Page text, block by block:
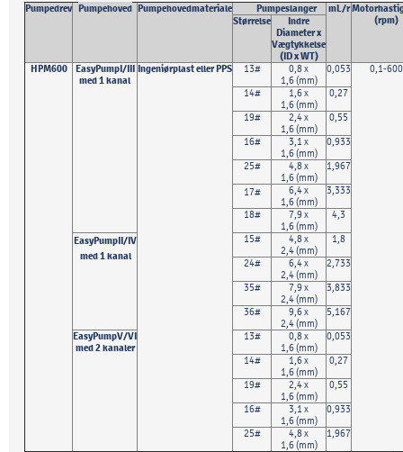
Pumpedrev Pumpehoved Pumpehovedmateriale Pumpeslanger mL/rMotorh
(rpm)
Størrelse
Indre
Diameter x
Vægtykkelse
(ID x WT)
HPM600
EasyPumpI/III
med 1 kanal
Ingeniørplast eller PPS 13#
0,8 x
1,6 (mm)
0,053
0,1-600
14#
1,6 x
1,6 (mm)
0,27
19#
2,4 x
1,6 (mm)
0,55
16#
3,1 x
1,6 (mm)
0,933
25#
4,8 x
1,6 (mm)
1,967
17#
6,4 x
1,6 (mm)
3,333
18#
7,9 x
1,6 (mm)
4,3
EasyPumpII/IV
med 1 kanal
15#
4,8 x
2,4 (mm)
1,8
24#
6,4 x
2,4 (mm)
2,733
35#
7,9 x
2,4 (mm)
3,833
36#
9,6 x
2,4 (mm)
5,167
EasyPumpV/VI
med 2 kanaler
13#
0,8 x
1,6 (mm)
0,053
14#
1,6 x
1,6 (mm)
0,27
19#
2,4 x
1,6 (mm)
0,55
16#
3,1 x
1,6 (mm)
0,933
25#
4,8 x
1,6 (mm)
1,967